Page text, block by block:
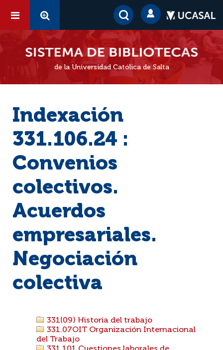
de la Universidad Católica de Salta
Indexación
331.106.24 :
Convenios
colectivos.
Acuerdos
empresariales.
Negociación
colectiva
331(09) Historia del trabajo
331.07OIT Organización Internacional
del Trabajo